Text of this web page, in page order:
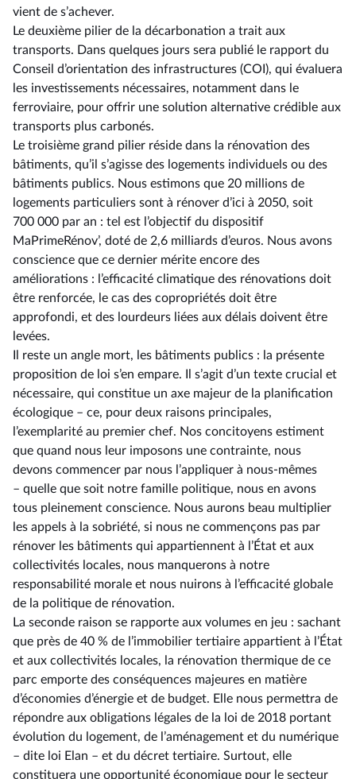
vient de s’achever.
Le deuxième pilier de la décarbonation a trait aux
transports. Dans quelques jours sera publié le rapport du
Conseil d’orientation des infrastructures (COI), qui évaluera
les investissements nécessaires, notamment dans le
ferroviaire, pour offrir une solution alternative crédible aux
transports plus carbonés.
Le troisième grand pilier réside dans la rénovation des
bâtiments, qu’il s’agisse des logements individuels ou des
bâtiments publics. Nous estimons que 20 millions de
logements particuliers sont à rénover d’ici à 2050, soit
700 000 par an : tel est l’objectif du dispositif
MaPrimeRénov’, doté de 2,6 milliards d’euros. Nous avons
conscience que ce dernier mérite encore des
améliorations : l’efficacité climatique des rénovations doit
être renforcée, le cas des copropriétés doit être
approfondi, et des lourdeurs liées aux délais doivent être
levées.
Il reste un angle mort, les bâtiments publics : la présente
proposition de loi s’en empare. Il s’agit d’un texte crucial et
nécessaire, qui constitue un axe majeur de la planification
écologique –⁠ ce, pour deux raisons principales,
l’exemplarité au premier chef. Nos concitoyens estiment
que quand nous leur imposons une contrainte, nous
devons commencer par nous l’appliquer à nous-mêmes
–⁠ quelle que soit notre famille politique, nous en avons
tous pleinement conscience. Nous aurons beau multiplier
les appels à la sobriété, si nous ne commençons pas par
rénover les bâtiments qui appartiennent à l’État et aux
collectivités locales, nous manquerons à notre
responsabilité morale et nous nuirons à l’efficacité globale
de la politique de rénovation.
La seconde raison se rapporte aux volumes en jeu : sachant
que près de 40 % de l’immobilier tertiaire appartient à l’État
et aux collectivités locales, la rénovation thermique de ce
parc emporte des conséquences majeures en matière
d’économies d’énergie et de budget. Elle nous permettra de
répondre aux obligations légales de la loi de 2018 portant
évolution du logement, de l’aménagement et du numérique
–⁠ dite loi Elan – et du décret tertiaire. Surtout, elle
constituera une opportunité économique pour le secteur